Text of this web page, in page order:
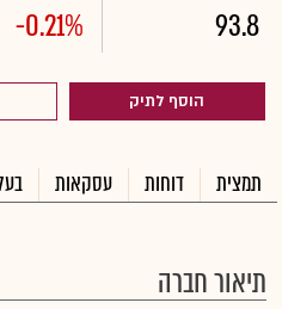
93.8
-0.21%
הוסף לתיק
תמצית דוחות עסקאות
תיאור חברה